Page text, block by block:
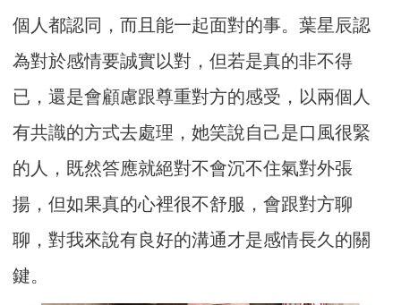
個人都認同，而且能一起面對的事。葉星辰認
為對於感情要誠實以對，但若是真的非不得
已，還是會顧慮跟尊重對方的感受， 以兩個人
有共識的方式去處理，她笑說自己是口風很緊
的人， 既然答應就絕對不會沉不住氣對外張
揚，但如果真的心裡很不舒服，會跟對方聊
聊，對我來說有良好的溝通才是感情長久的關
鍵。